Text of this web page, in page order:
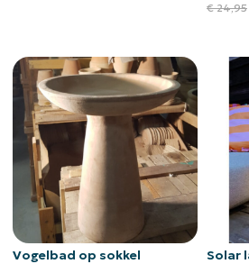
€24,95
Vogelbad op sokkel Solar